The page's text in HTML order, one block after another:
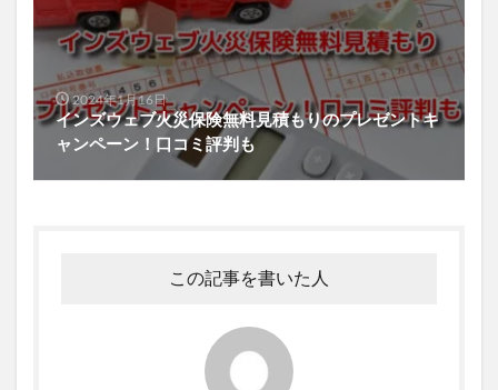
2024年1月16日
インズウェブ火災保険無料見積もりのプレゼントキ
ャンペーン！口コミ評判も
この記事を書いた人